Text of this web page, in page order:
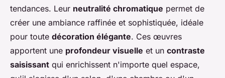
tendances. Leur neutralité chromatique permet de
créer une ambiance raffinée et sophistiquée, idéale
pour toute décoration élégante. Ces œuvres
apportent une profondeur visuelle et un contraste
saisissant qui enrichissent n'importe quel espace,